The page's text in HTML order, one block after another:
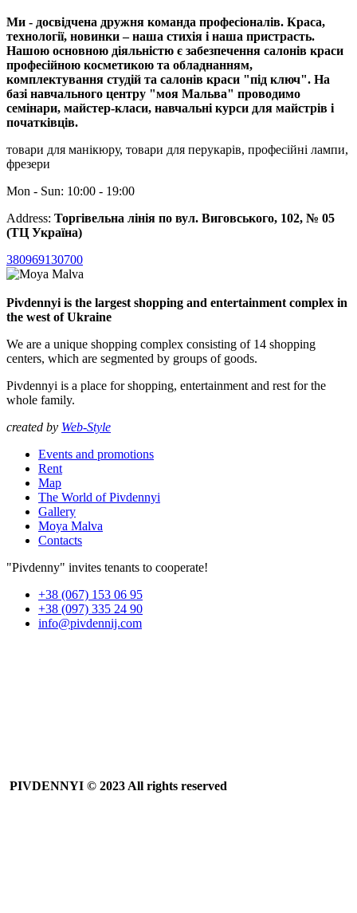
Ми - досвідчена дружня команда професіоналів. Краса,
технології, новинки – наша стихія і наша пристрасть.
Нашою основною діяльністю є забезпечення салонів краси
професійною косметикою та обладнанням,
комплектування студій та салонів краси "під ключ". На
базі навчального центру "моя Мальва" проводимо
семінари, майстер-класи, навчальні курси для майстрів і
початківців.
товари для манікюру, товари для перукарів, професійні лампи,
фрезери
Mon - Sun: 10:00 - 19:00
Address: Торгівельна лінія по вул. Виговського, 102, № 05
(ТЦ Україна)
380969130700
Pivdennyi is the largest shopping and entertainment complex in
the west of Ukraine
We are a unique shopping complex consisting of 14 shopping
centers, which are segmented by groups of goods.
Pivdennyi is a place for shopping, entertainment and rest for the
whole family.
created by Web-Style
Events and promotions
Rent
Map
The World of Pivdennyi
Gallery
Moya Malva
Contacts
"Pivdenny" invites tenants to cooperate!
+38 (067) 153 06 95
+38 (097) 335 24 90
info@pivdennij.com
PIVDENNYI © 2023 All rights reserved